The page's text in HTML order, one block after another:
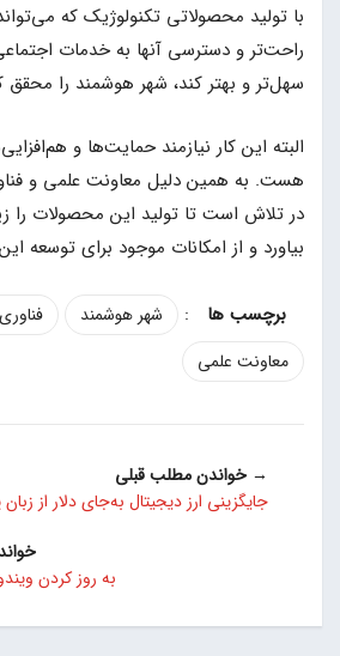
با تولید محصولاتی تکنولوژیک که
راحت‌تر و دسترسی آنها به خدمات
سهل‌تر و بهتر کند، شهر هوشمند را محقق
البته این کار نیازمند حمایت‌ها و
هست. به همین دلیل معاونت علمی و
در تلاش است تا تولید این محصولات را
بیاورد و از امکانات موجود برای توسعه
: شهر هوشمند
معاونت علمی
→ خواندن مطلب قبلی
جایگزینی ارز دیجیتال به‌جای دلار از
به روز کردن ویندوز 11 با روشی